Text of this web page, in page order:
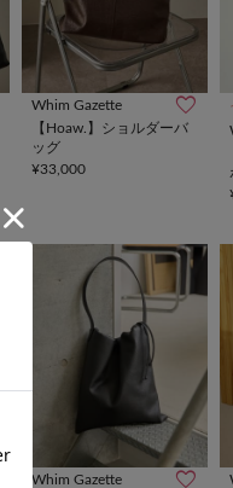
Whim Gazette
【Hoaw.】ショルダーバ
ッグ
¥33,000
Whim Gazette